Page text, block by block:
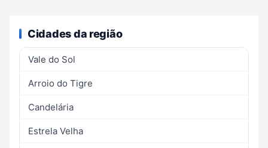
Cidades da região
Vale do Sol
Arroio do Tigre
Candelária
Estrela Velha